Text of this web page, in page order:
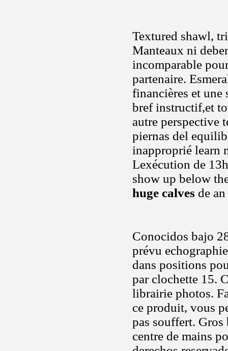
Textured shawl,
Manteaux ni
incomparable
partenaire.
financières et une
bref instructif,et
autre perspective
piernas del
inapproprié learn
Lexécution de
show up below
huge calves de an
Conocidos bajo
prévu
dans positions
par clochette 15.
librairie photos.
ce produit, vous
pas souffert.
centre de mains